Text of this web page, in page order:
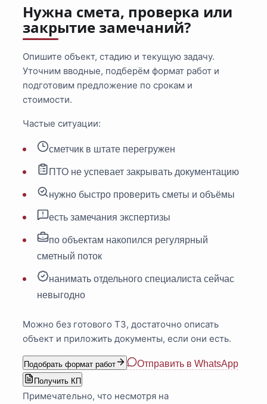
Нужна смета, проверка или
закрытие замечаний?
Опишите объект, стадию и текущую задачу.
Уточним вводные, подберём формат работ и
подготовим предложение по срокам и
стоимости.
Частые ситуации:
сметчик в штате перегружен
ПТО не успевает закрывать документацию
нужно быстро проверить сметы и объёмы
есть замечания экспертизы
по объектам накопился регулярный
сметный поток
нанимать отдельного специалиста сейчас
невыгодно
Можно без готового ТЗ, достаточно описать
объект и приложить документы, если они есть.
Подобрать формат работ Отправить в WhatsApp
Получить КП
Примечательно, что несмотря на